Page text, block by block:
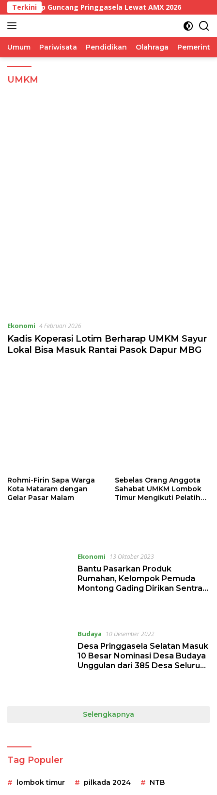
Langsung
ke
konten
Terkini
Siap Guncang Pringgasela Lewat AMX 2026
Umum Pariwisata Pendidikan Olahraga
UMKM
Ekonomi 4 Februari 2026
Kadis Koperasi Lotim Berharap UMKM Sayur
Lokal Bisa Masuk Rantai Pasok Dapur MBG
Rohmi-Firin Sapa Warga
Kota Mataram dengan
Gelar Pasar Malam
Sebelas Orang Anggota
Sahabat UMKM Lombok
Timur Mengikuti Pelatihan
Ekonomi 13 Oktober 2023
Bantu Pasarkan Produk
Rumahan, Kelompok Pemuda
Montong Gading Dirikan Sentra
Budaya 10 Desember 2022
Desa Pringgasela Selatan Masuk
10 Besar Nominasi Desa Budaya
Unggulan dari 385 Desa Seluruh
Selengkapnya
Tag Populer
lombok timur pilkada 2024 NTB